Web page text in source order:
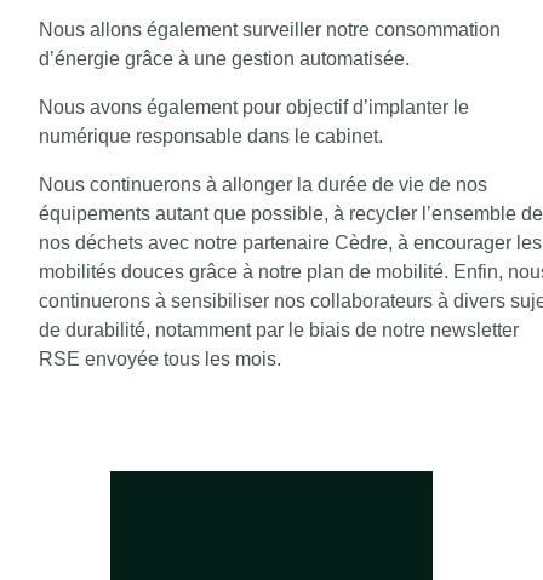
Nous allons également surveiller notre consommation
d’énergie grâce à une gestion automatisée.
Nous avons également pour objectif d’implanter le
numérique responsable dans le cabinet.
Nous continuerons à allonger la durée de vie de nos
équipements autant que possible, à recycler l’ensemble de
nos déchets avec notre partenaire Cèdre, à encourager les
mobilités douces grâce à notre plan de mobilité. Enfin,
continuerons à sensibiliser nos collaborateurs à divers
de durabilité, notamment par le biais de notre newsletter
RSE envoyée tous les mois.